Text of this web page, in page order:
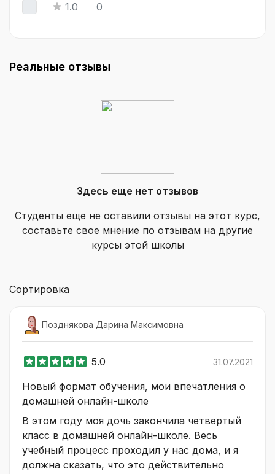
1.0 0
Реальные отзывы
Здесь еще нет отзывов
Студенты еще не оставили отзывы на этот курс,
составьте свое мнение по отзывам на другие
курсы этой школы
Сортировка
Позднякова Дарина Максимовна
5.0 31.07.2021
Новый формат обучения, мои впечатления о
домашней онлайн-школе
В этом году моя дочь закончила четвертый
класс в домашней онлайн-школе. Весь
учебный процесс проходил у нас дома, и я
должна сказать, что это действительно